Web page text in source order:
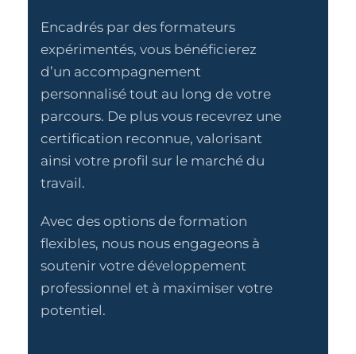
Encadrés par des formateurs
expérimentés, vous bénéficierez
d’un accompagnement
personnalisé tout au long de votre
parcours. De plus vous recevrez une
certification reconnue, valorisant
ainsi votre profil sur le marché du
travail.
Avec des options de formation
flexibles, nous nous engageons à
soutenir votre développement
professionnel et à maximiser votre
potentiel.